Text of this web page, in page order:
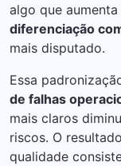
algo que
diferenciação
mais disputado.
Essa
de falhas
mais claros
riscos. O
qualidade